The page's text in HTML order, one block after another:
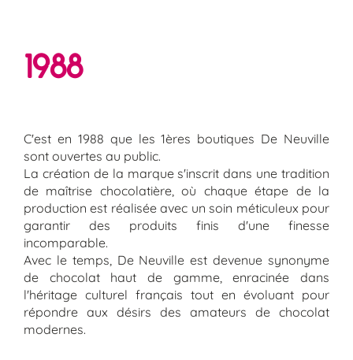
1988
C'est en 1988 que les 1ères boutiques De Neuville
sont ouvertes au public.
La création de la marque s'inscrit dans une tradition
de maîtrise chocolatière, où chaque étape de la
production est réalisée avec un soin méticuleux pour
garantir des produits finis d'une finesse
incomparable.
Avec le temps, De Neuville est devenue synonyme
de chocolat haut de gamme, enracinée dans
l'héritage culturel français tout en évoluant pour
répondre aux désirs des amateurs de chocolat
modernes.